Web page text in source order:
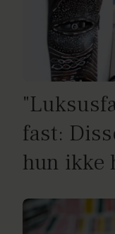
fast:
hun ikke